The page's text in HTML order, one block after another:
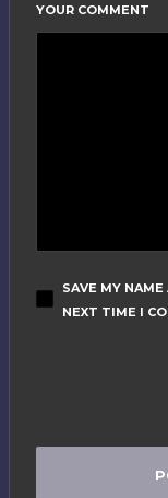
YOUR COMMENT
SAVE MY
NEXT TIME I